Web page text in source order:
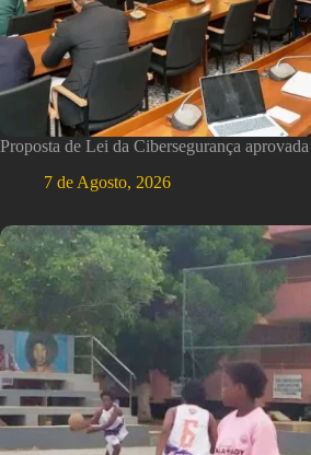
Proposta de Lei da Cibersegurança
7 de Agosto, 2026